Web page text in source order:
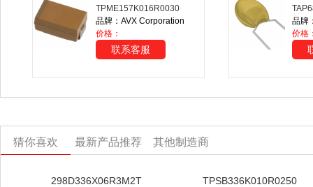
TPME157K016R0030
品牌：AVX Corporation
价格：
联系客服
品牌
价格
猜你喜欢 最新产品推荐 其他制造商
298D336X06R3M2T TPSB336K010R0250